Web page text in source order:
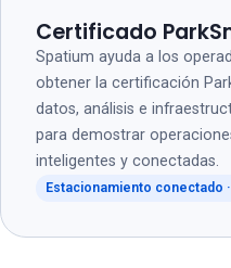
Certificado
Spatium ayuda a los
obtener la certificación
datos, análisis e
para demostrar
inteligentes y conectadas.
Estacionamiento conectado